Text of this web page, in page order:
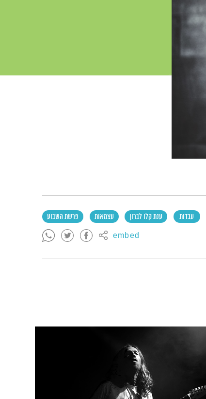
עבדות ענת קלו לברון עצמאות פרשת השבוע
embed